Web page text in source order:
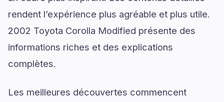
rendent l’expérience plus agréable et plus utile.
2002 Toyota Corolla Modified présente des
informations riches et des explications
complètes.
Les meilleures découvertes commencent